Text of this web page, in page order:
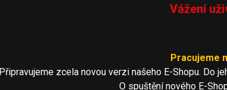
Vážení
Pracujeme
Připravujeme zcela novou verzi našeho E-Shopu. Do
O spuštění nového E-